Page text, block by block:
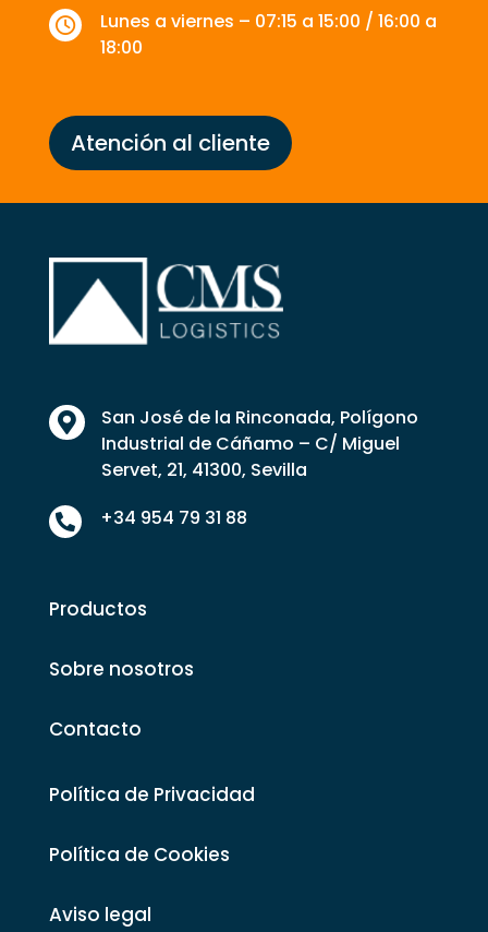

Lunes a viernes – 07:15 a 15:00 / 16:00 a
18:00
Atención al cliente

San José de la Rinconada, Polígono
Industrial de Cáñamo – C/ Miguel
Servet, 21, 41300, Sevilla
 +34 954 79 31 88
Productos
Sobre nosotros
Contacto
Política de Privacidad
Política de Cookies
Aviso legal